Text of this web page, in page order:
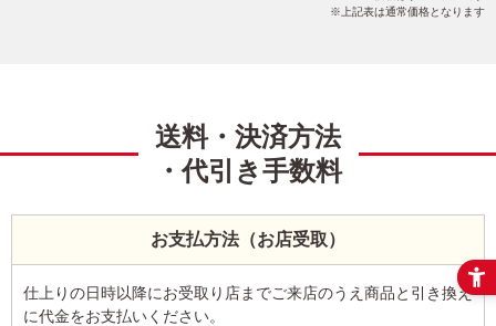
上記表は通常価格となります
送料・決済方法
・代引き手数料
お支払方法（お店受取）
仕上りの日時以降にお受取り店までご来店のうえ商品と引き換え
に代金をお支払いください。